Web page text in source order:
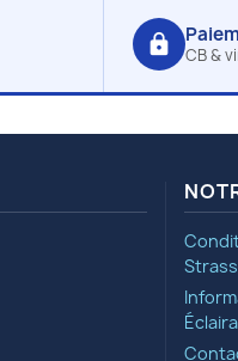
lock CB &